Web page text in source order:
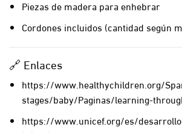
Piezas de madera para enhebrar
Cordones incluidos (cantidad según
🔗 Enlaces
https://www.healthychildren.org/
stages/baby/Paginas/learning-
https://www.unicef.org/es/